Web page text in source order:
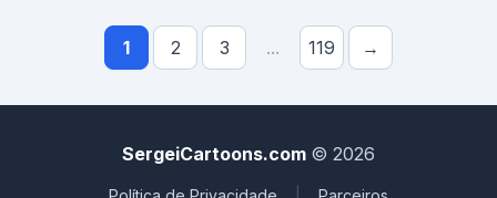
1 2 3 ... 119 →
SergeiCartoons.com © 2026